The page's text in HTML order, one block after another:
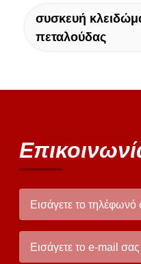
συσκευή
πεταλούδας